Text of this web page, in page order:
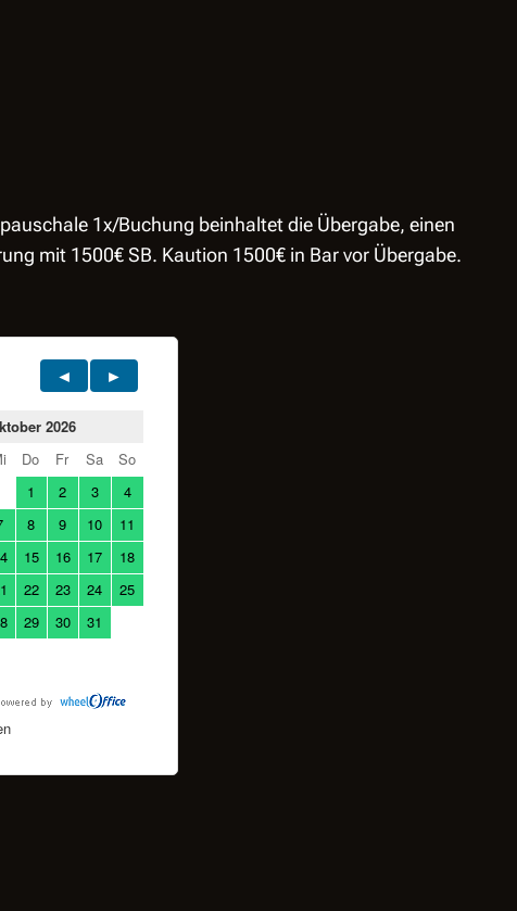
1x/Buchung beinhaltet die Übergabe, einen
mit 1500€ SB. Kaution 1500€ in Bar vor Übergabe.